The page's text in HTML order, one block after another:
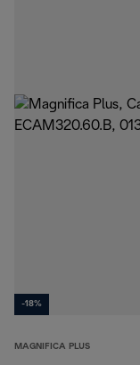
-18%
MAGNIFICA PLUS